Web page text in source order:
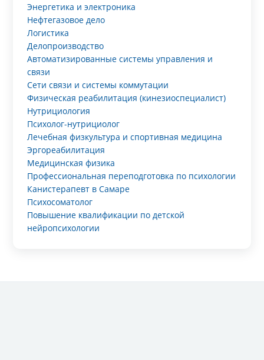
Энергетика и электроника
Нефтегазовое дело
Логистика
Делопроизводство
Автоматизированные системы управления и
связи
Сети связи и системы коммутации
Физическая реабилитация (кинезиоспециалист)
Нутрициология
Психолог-нутрициолог
Лечебная физкультура и спортивная медицина
Эргореабилитация
Медицинская физика
Профессиональная переподготовка по психологии
Канистерапевт в Самаре
Психосоматолог
Повышение квалификации по детской
нейропсихологии